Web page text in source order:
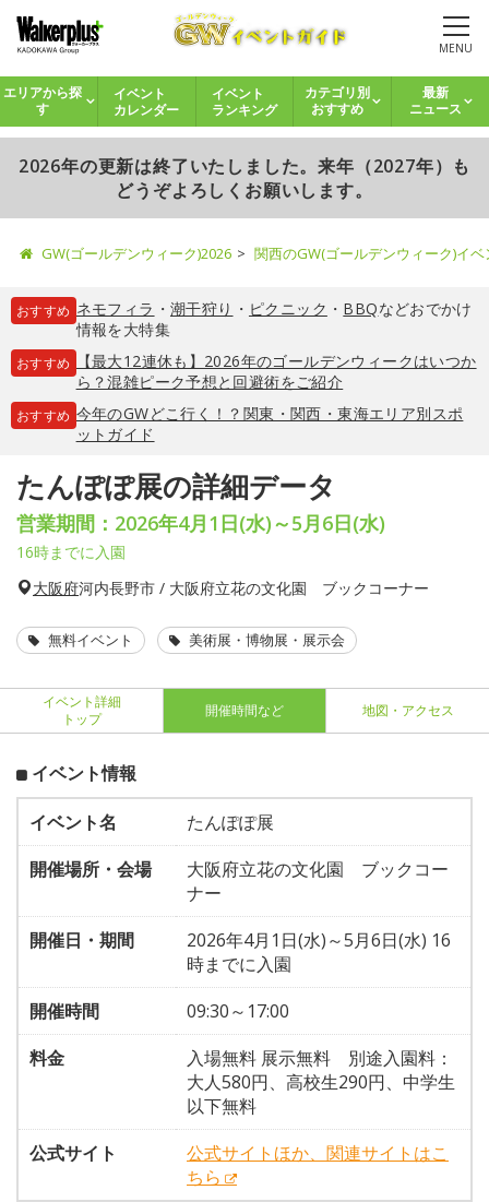
MENU
エリアから探
す
イベント
カレンダー
イベント
ランキング
カテゴリ別
おすすめ
最新
ニュース
2026年の更新は終了いたしました。来年（2027年）も
どうぞよろしくお願いします。
GW(ゴールデンウィーク)2026 関西のGW(ゴールデンウィーク)イ
おすすめ ネモフィラ ・ 潮干狩り ・ ピクニック ・ BBQなどおでかけ
情報を大特集
おすすめ
【最大12連休も】2026年のゴールデンウィークはいつか
ら？混雑ピーク予想と回避術をご紹介
おすすめ 今年のGWどこ行く！？関東・関西・東海エリア別スポ
ットガイド
たんぽぽ展の詳細データ
営業期間：2026年4月1日(水)～5月6日(水)
16時までに入園
大阪府河内長野市 / 大阪府立花の文化園 ブックコーナー
無料イベント 美術展・博物展・展示会
イベント詳細
トップ
開催時間など 地図・アクセス
イベント情報
イベント名
たんぽぽ展
開催場所・会場
大阪府立花の文化園 ブックコー
ナー
開催日・期間
2026年4月1日(水)～5月6日(水) 16
時までに入園
開催時間
09:30～17:00
料金
入場無料 展示無料 別途入園料：
大人580円、高校生290円、中学生
以下無料
公式サイト
公式サイトほか、関連サイトはこ
ちら